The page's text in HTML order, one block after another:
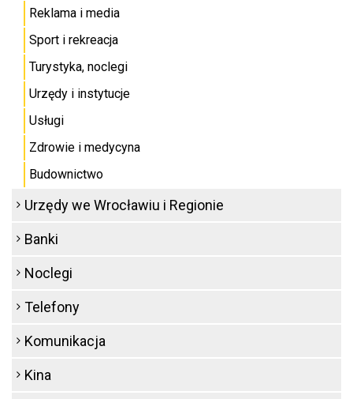
Reklama i media
Sport i rekreacja
Turystyka, noclegi
Urzędy i instytucje
Usługi
Zdrowie i medycyna
Budownictwo
Urzędy we Wrocławiu i Regionie
Banki
Noclegi
Telefony
Komunikacja
Kina